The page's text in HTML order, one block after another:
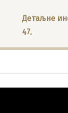
Детаљне
47.